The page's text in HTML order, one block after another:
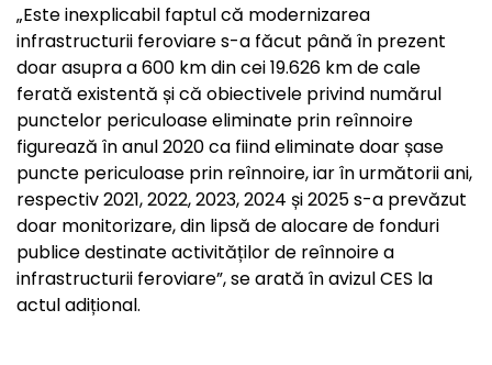
„Este inexplicabil faptul că modernizarea
infrastructurii feroviare s-a făcut până în prezent
doar asupra a 600 km din cei 19.626 km de cale
ferată existentă și că obiectivele privind numărul
punctelor periculoase eliminate prin reînnoire
figurează în anul 2020 ca fiind eliminate doar șase
puncte periculoase prin reînnoire, iar în următorii ani,
respectiv 2021, 2022, 2023, 2024 și 2025 s-a prevăzut
doar monitorizare, din lipsă de alocare de fonduri
publice destinate activităților de reînnoire a
infrastructurii feroviare”, se arată în avizul CES la
actul adițional.